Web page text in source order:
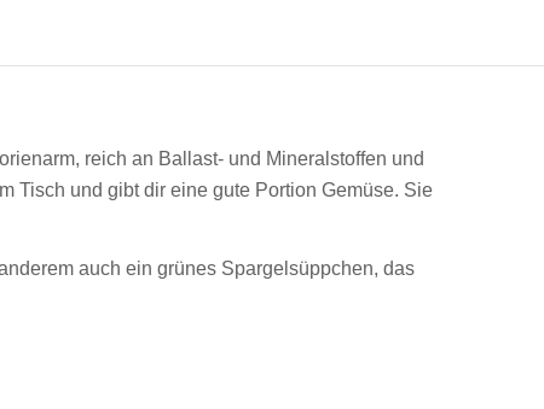
reich an Ballast- und Mineralstoffen und
Tisch und gibt dir eine gute Portion Gemüse. Sie
auch ein grünes Spargelsüppchen, das